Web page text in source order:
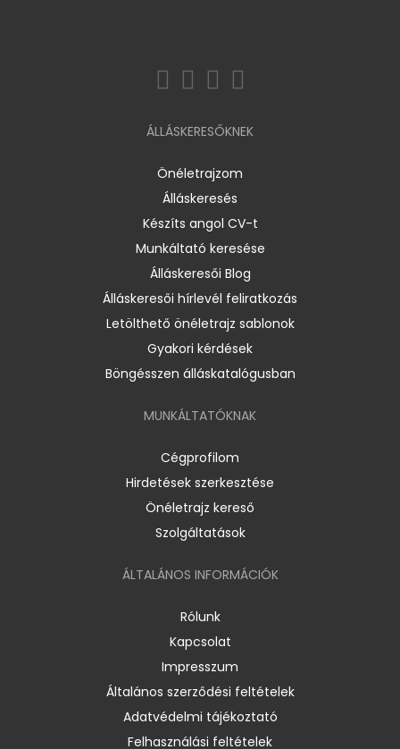
ÁLLÁSKERESŐKNEK
Önéletrajzom
Álláskeresés
Készíts angol CV-t
Munkáltató keresése
Álláskeresői Blog
Álláskeresői hírlevél feliratkozás
Letölthető önéletrajz sablonok
Gyakori kérdések
Böngésszen álláskatalógusban
MUNKÁLTATÓKNAK
Cégprofilom
Hirdetések szerkesztése
Önéletrajz kereső
Szolgáltatások
ÁLTALÁNOS INFORMÁCIÓK
Rólunk
Kapcsolat
Impresszum
Általános szerződési feltételek
Adatvédelmi tájékoztató
Felhasználási feltételek